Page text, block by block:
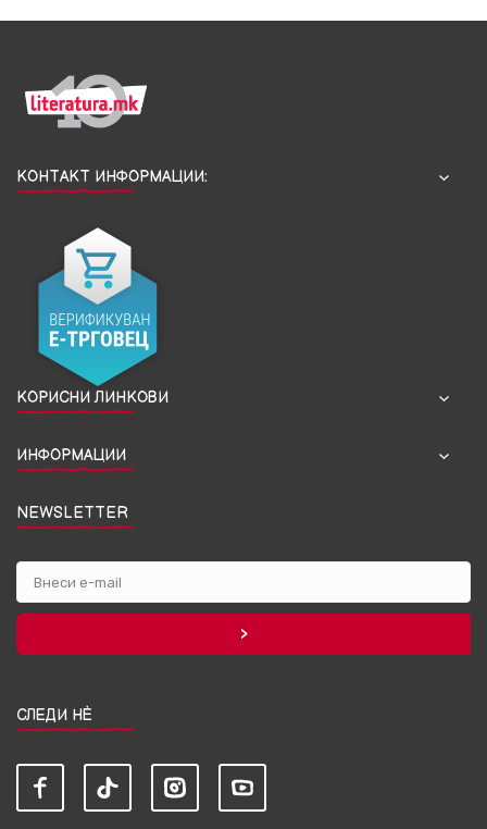
КОНТАКТ ИНФОРМАЦИИ:
КОРИСНИ ЛИНКОВИ
ИНФОРМАЦИИ
NEWSLETTER
СЛЕДИ НЀ